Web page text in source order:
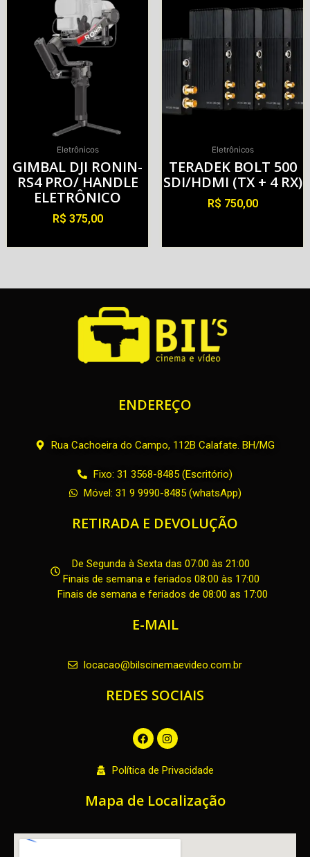
Eletrônicos
GIMBAL DJI RONIN-
RS4 PRO/ HANDLE
ELETRÔNICO
R$ 375,00
Eletrônicos
TERADEK BOLT 500
SDI/HDMI (TX + 4 RX)
R$ 750,00
ENDEREÇO
Rua Cachoeira do Campo, 112B Calafate. BH/MG
Fixo: 31 3568-8485 (Escritório)
Móvel: 31 9 9990-8485 (whatsApp)
RETIRADA E DEVOLUÇÃO
De Segunda à Sexta das 07:00 às 21:00
Finais de semana e feriados 08:00 às 17:00
Finais de semana e feriados de 08:00 as 17:00
E-MAIL
locacao@bilscinemaevideo.com.br
REDES SOCIAIS
F
a
c
b
o
k
I
n
s
t
a
r
a
Política de Privacidade
Mapa de Localização